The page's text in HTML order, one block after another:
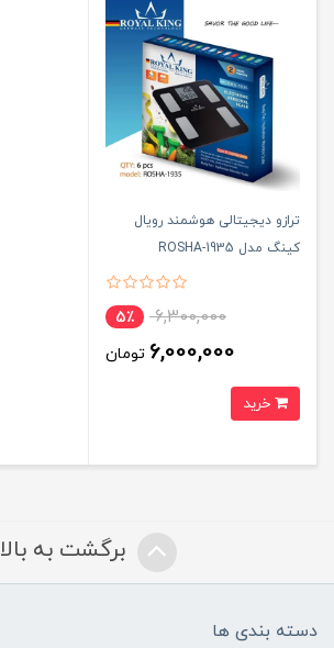
ترازو دیجیتالی هوشمند رویال
کینگ مدل ROSHA-1935
6,300,000 5٪
6,000,000 تومان
برگشت به بالا
دسته بندی ها